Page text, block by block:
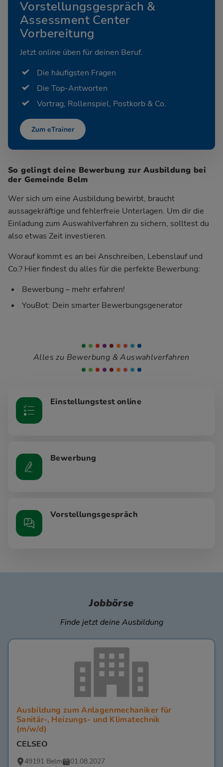
Vorstellungsgespräch &
Assessment Center
Vorbereitung
Jetzt online üben für deinen Beruf.
Die häufigsten Fragen
Die Top-Antworten
Vortrag, Rollenspiel, Postkorb & Co.
Zum eTrainer
So gelingt deine Bewerbung zur Ausbildung bei
der Gemeinde Belm
Wer sich um eine Ausbildung bewirbt, braucht
aussagekräftige und fehlerfreie Unterlagen. Um dir die
Einladung zum Auswahlverfahren zu sichern, solltest du
also etwas Zeit investieren.
Worauf kommt es an bei Anschreiben, Lebenslauf und
Co.? Hier findest du alles für die perfekte Bewerbung:
Bewerbung – mehr erfahren!
YouBot: Dein smarter Bewerbungsgenerator
Alles zu Bewerbung & Auswahlverfahren
Einstellungstest online
Bewerbung
Vorstellungsgespräch
Jobbörse
Finde jetzt deine Ausbildung
Ausbildung zum Anlagenmechaniker für
Sanitär-, Heizungs- und Klimatechnik
(m/w/d)
CELSEO
49191 Belm 01.08.2027